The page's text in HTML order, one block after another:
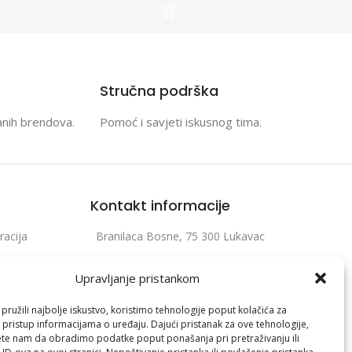
Upravljanje pristankom
najbolje iskustvo, koristimo tehnologije poput kolačića za
informacijama o uređaju. Dajući pristanak za ove tehnologije,
nam da obradimo podatke poput ponašanja pri pretraživanju ili
brendova.
Stručna podrška
Pomoć i savjeti iskusnog tima.
profila
Kontakt informacije
Branilaca Bosne, 75 300 Lukavac
info@pconer.ba
ID: 4210115760008
PDV : 210115760008